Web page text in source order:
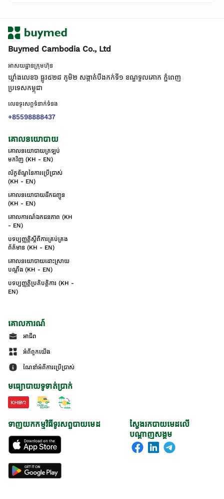
Buymed Cambodia Co., Ltd
អាសយដ្ឋានក្រុមហ៊ុន
ឃ្លាំងលេខ៦ ផ្លូវ៥២៨ ភូមិ២ សង្កាត់់បឹងកក់ទី១ ខណ្ឌទួលគោក ភ្នំពេញ
ប្រទេសកម្ពុជា
លេខទូរសព្ទទំនាក់ទំនង
+85598888437
គោលនយោបាយ
គោលនយោបាយត្រឡប់
មកវិញ (KH - EN)
ល័ក្ខខ័ណ្ឌនៃការប្រើប្រាស់
(KH - EN)
គោលនយោបាយដឹកជញ្ជូន
(KH - EN)
គោលការណ៍ឯកជនភាព (KH
- EN)
បទប្បញ្ញត្តិស្តីពីការគ្រប់គ្រង
ព័ត៌មាន (KH - EN)
គោលនយោបាយដោះស្រាយ
បណ្ដឹង (KH - EN)
បទប្បញ្ញត្តិប្រតិបត្តិការ (KH -
EN)
គោលការណ៍
អាជីព
អំពីពួកយើង
ណែនាំអំពីការប្រើប្រាស់
មធ្យោបាយទូទាត់ប្រាក់
ស្វែងរកបាយមេដលើ
បណ្តាញសង្គម
ទាញយកកម្មវិធីទូរសព្ទបាយមេដ